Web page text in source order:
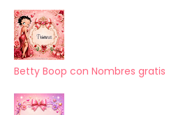
Betty Boop con Nombres gratis